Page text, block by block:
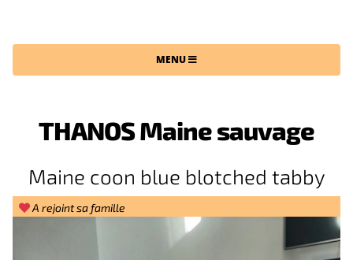
MENU
THANOS Maine sauvage
Maine coon blue blotched tabby
A rejoint sa famille